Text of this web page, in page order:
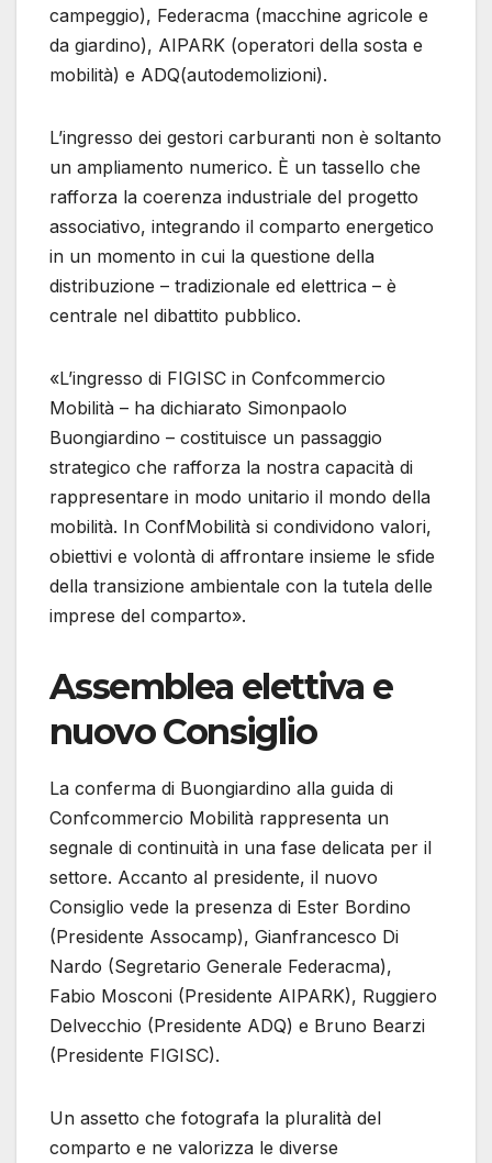
campeggio), Federacma (macchine agricole e
da giardino), AIPARK (operatori della sosta e
mobilità) e ADQ(autodemolizioni).
L’ingresso dei gestori carburanti non è soltanto
un ampliamento numerico. È un tassello che
rafforza la coerenza industriale del progetto
associativo, integrando il comparto energetico
in un momento in cui la questione della
distribuzione – tradizionale ed elettrica – è
centrale nel dibattito pubblico.
«L’ingresso di FIGISC in Confcommercio
Mobilità – ha dichiarato Simonpaolo
Buongiardino – costituisce un passaggio
strategico che rafforza la nostra capacità di
rappresentare in modo unitario il mondo della
mobilità. In ConfMobilità si condividono valori,
obiettivi e volontà di affrontare insieme le sfide
della transizione ambientale con la tutela delle
imprese del comparto».
Assemblea elettiva e
nuovo Consiglio
La conferma di Buongiardino alla guida di
Confcommercio Mobilità rappresenta un
segnale di continuità in una fase delicata per il
settore. Accanto al presidente, il nuovo
Consiglio vede la presenza di Ester Bordino
(Presidente Assocamp), Gianfrancesco Di
Nardo (Segretario Generale Federacma),
Fabio Mosconi (Presidente AIPARK), Ruggiero
Delvecchio (Presidente ADQ) e Bruno Bearzi
(Presidente FIGISC).
Un assetto che fotografa la pluralità del
comparto e ne valorizza le diverse